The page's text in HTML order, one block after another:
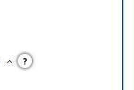
?